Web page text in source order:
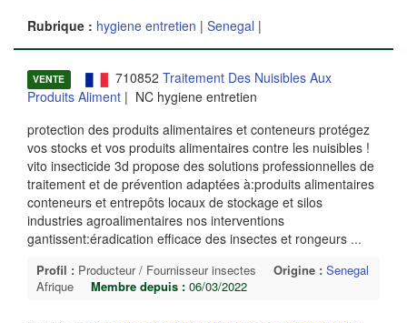
Rubrique : hygiene entretien | Senegal |
VENTE 710852 Traitement Des Nuisibles Aux
Produits Aliment | NC hygiene entretien
protection des produits alimentaires et conteneurs protégez
vos stocks et vos produits alimentaires contre les nuisibles !
vito insecticide 3d propose des solutions professionnelles de
traitement et de prévention adaptées à:produits alimentaires
conteneurs et entrepôts locaux de stockage et silos
industries agroalimentaires nos interventions
gantissent:éradication efficace des insectes et rongeurs ...
Profil : Producteur / Fournisseur insectes Origine : Senegal
Afrique
Membre depuis : 06/03/2022